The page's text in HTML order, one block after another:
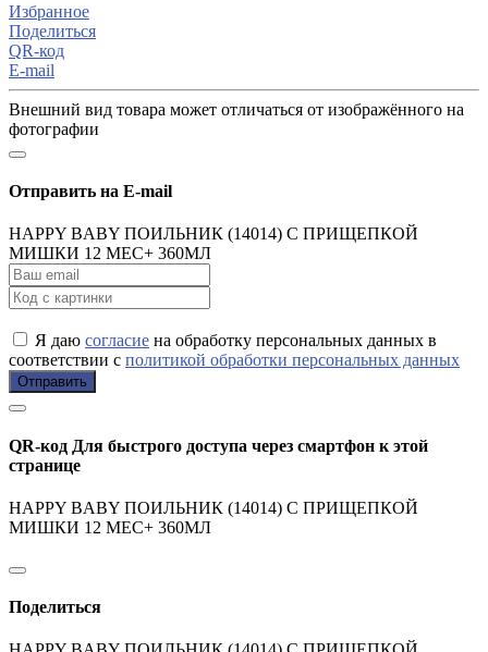
Избранное
Поделиться
QR-код
E-mail
Внешний вид товара может отличаться от изображённого на
фотографии
Отправить на E-mail
HAPPY BABY ПОИЛЬНИК (14014) С ПРИЩЕПКОЙ
МИШКИ 12 МЕС+ 360МЛ
Я даю согласие на обработку персональных данных в
соответствии с политикой обработки персональных данных
Отправить
QR-код Для быстрого доступа через смартфон к этой
странице
HAPPY BABY ПОИЛЬНИК (14014) С ПРИЩЕПКОЙ
МИШКИ 12 МЕС+ 360МЛ
Поделиться